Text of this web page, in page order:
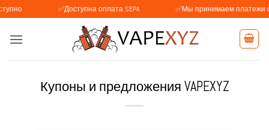
Skip
to
content
✅Доступна оплата SEPA ✅Мы принимаем платежи с BLIK
Купоны и предложения VAPEXYZ